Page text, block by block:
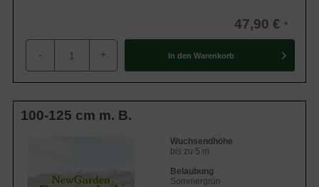
47,90 €
- + In den Warenkorb
100-125 cm m. B.
Wuchsendhöhe
bis zu 5 m
Belaubung
Sommergrün